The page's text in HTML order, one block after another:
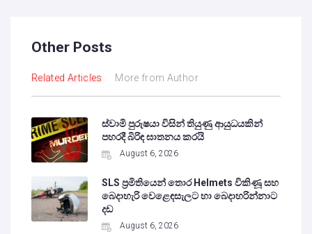
Other Posts
Related Articles More from Author
ස්වාමි පුරුෂයා විසින් තියුණු ආයුධයකින්
පහරදී බිරිඳ ඝාතනය කරයි
August 6, 2026
SLS ප්‍රමිතියෙන් තොර Helmets විකිණූ සහ
බෙදාහැරි වෙළෙඳසැලට හා බෙදාහරින්නාට
දඩ
August 6, 2026